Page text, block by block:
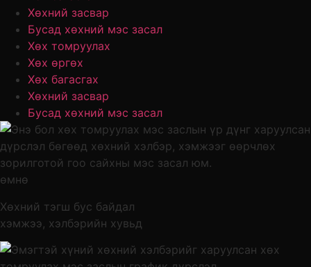
Хөхний засвар
Бусад хөхний мэс засал
Хөх томруулах
Хөх өргөх
Хөх багасгах
Хөхний засвар
Бусад хөхний мэс засал
өмнө
Хөхний тэгш бус байдал
хэмжээ, хэлбэрийн хувьд